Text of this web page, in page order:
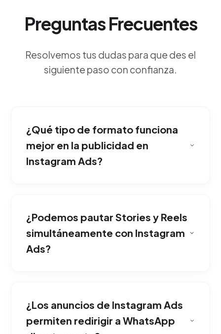
Preguntas Frecuentes
Resolvemos tus dudas para que des el
siguiente paso con confianza.
¿Qué tipo de formato funciona
mejor en la publicidad en
Instagram Ads?
nivel de interacción inigualable, ideal para
marcas aspiracionales.
¿Podemos pautar Stories y Reels
simultáneamente con Instagram
Ads?
segmentado sin importar la cantidad de
seguidores de la cuenta.
¿Los anuncios de Instagram Ads
permiten redirigir a WhatsApp